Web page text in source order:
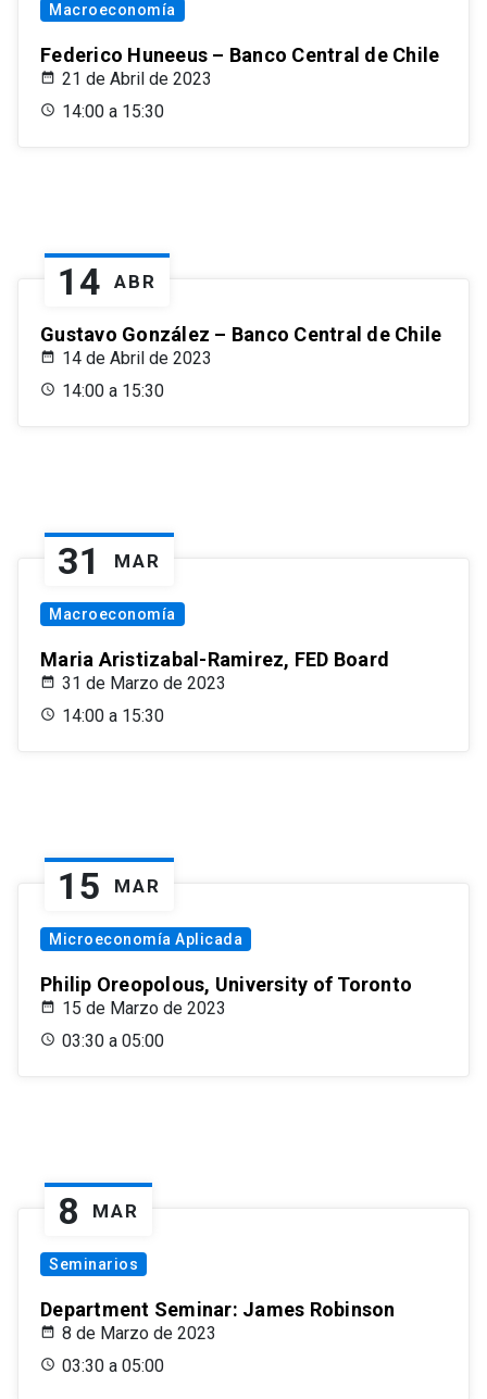
Macroeconomía
Federico Huneeus – Banco Central de Chile
21 de Abril de 2023
14:00 a 15:30
14 ABR
Gustavo González – Banco Central de Chile
14 de Abril de 2023
14:00 a 15:30
31 MAR
Macroeconomía
Maria Aristizabal-Ramirez, FED Board
31 de Marzo de 2023
14:00 a 15:30
15 MAR
Microeconomía Aplicada
Philip Oreopolous, University of Toronto
15 de Marzo de 2023
03:30 a 05:00
8 MAR
Seminarios
Department Seminar: James Robinson
8 de Marzo de 2023
03:30 a 05:00